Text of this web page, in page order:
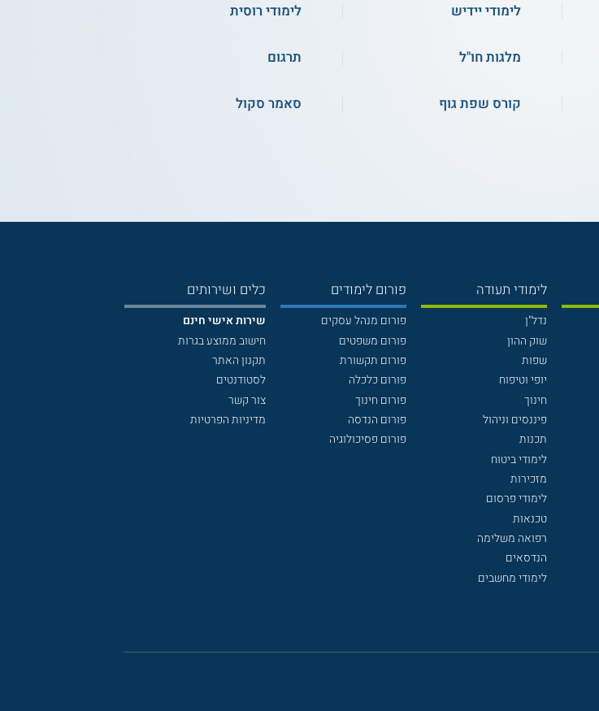
לימודי יידיש לימודי רוסית
מלגות חו"ל תרגום
קורס שפת גוף סאמר סקול
לימודי תעודה
נדל"ן
שוק ההון
שפות
יופי וטיפוח
חינוך
פיננסים וניהול
תכנות
לימודי ביטוח
מזכירות
לימודי פרסום
טכנאות
רפואה משלימה
הנדסאים
לימודי מחשבים
פורום לימודים
פורום מנהל עסקים
פורום משפטים
פורום תקשורת
פורום כלכלה
פורום חינוך
פורום הנדסה
פורום פסיכולוגיה
כלים ושירותים
שירות אישי חינם
חישוב ממוצע בגרות
תקנון האתר
לסטודנטים
צור קשר
מדיניות הפרטיות